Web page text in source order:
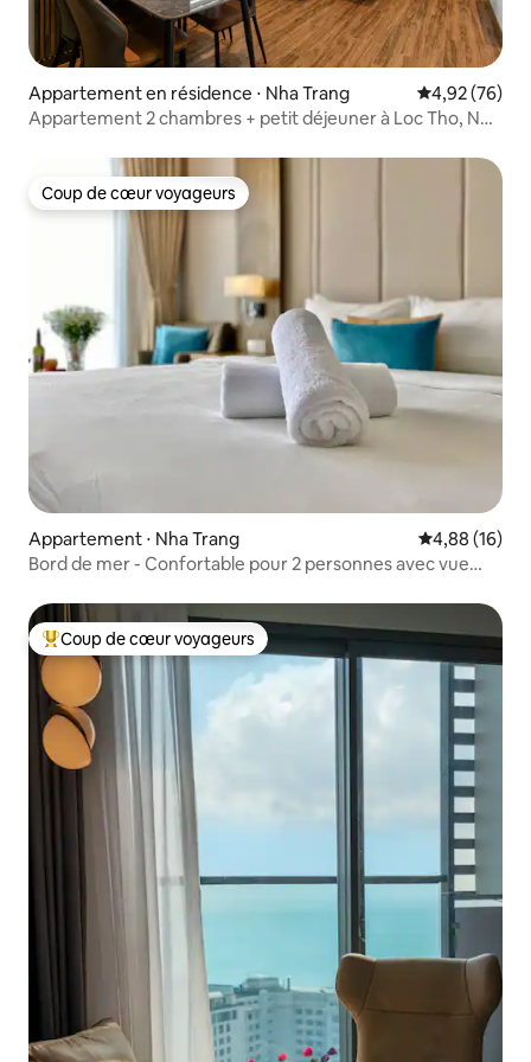
Appartement en résidence ⋅ Nha Trang Évaluation
4,92 (76)
Appartement 2 chambres + petit déjeuner à Loc Tho, Nha
Coup de cœur voyageurs
Coup de cœur voyageurs
Appartement ⋅ Nha Trang Évaluation
4,88 (16)
Bord de mer - Confortable pour 2 personnes avec vue
Coups de cœur voyageurs les plus appréciés
Coup de cœur voyageurs